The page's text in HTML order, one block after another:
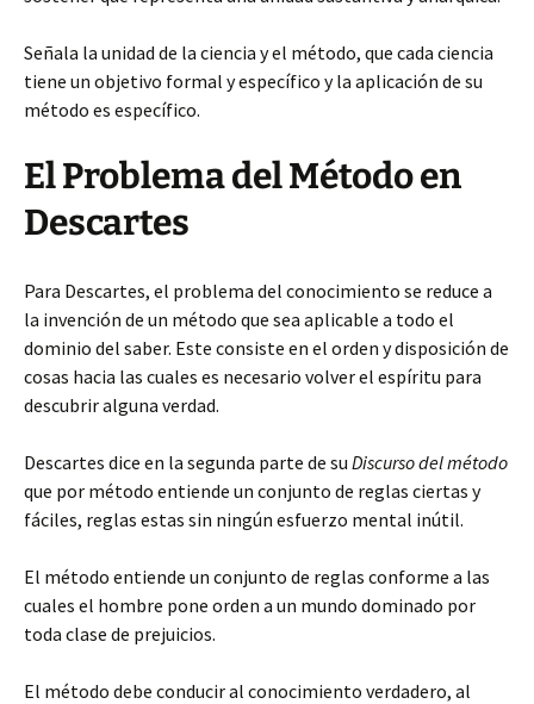
Señala la unidad de la ciencia y el método, que cada ciencia
tiene un objetivo formal y específico y la aplicación de su
método es específico.
El Problema del Método en
Descartes
Para Descartes, el problema del conocimiento se reduce a
la invención de un método que sea aplicable a todo el
dominio del saber. Este consiste en el orden y disposición de
cosas hacia las cuales es necesario volver el espíritu para
descubrir alguna verdad.
Descartes dice en la segunda parte de su Discurso del método
que por método entiende un conjunto de reglas ciertas y
fáciles, reglas estas sin ningún esfuerzo mental inútil.
El método entiende un conjunto de reglas conforme a las
cuales el hombre pone orden a un mundo dominado por
toda clase de prejuicios.
El método debe conducir al conocimiento verdadero, al